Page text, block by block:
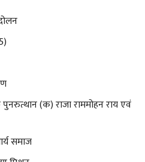
(क) राजा राममोहन राय एवं
समाज